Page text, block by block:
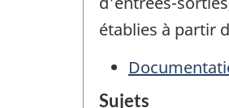
établies à partir
Sujets